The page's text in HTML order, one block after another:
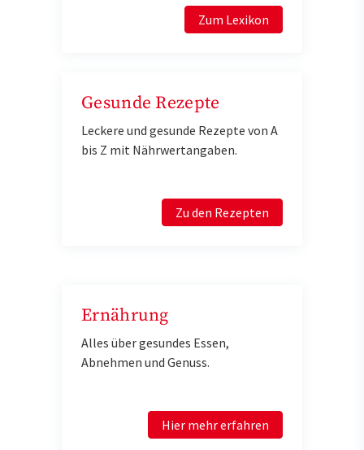
Zum Lexikon
Gesunde Rezepte
Leckere und gesunde Rezepte von A
bis Z mit Nährwertangaben.
Zu den Rezepten
Ernährung
Alles über gesundes Essen,
Abnehmen und Genuss.
Hier mehr erfahren